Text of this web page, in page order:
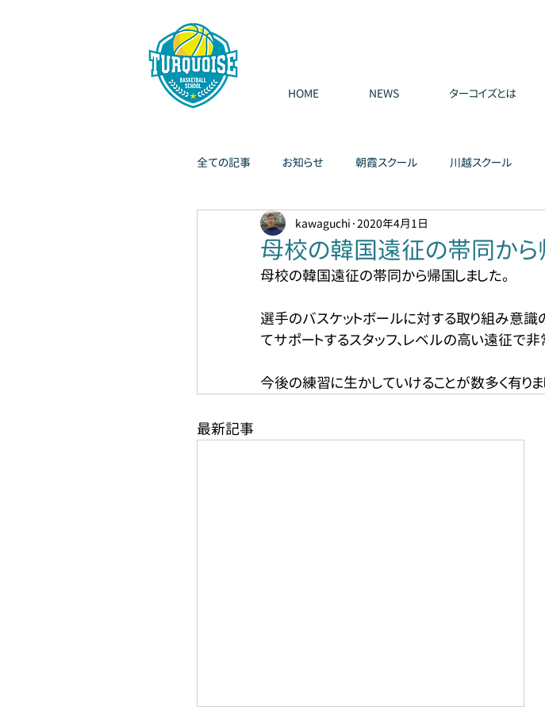
全ての記事 お知らせ 朝霞スクール 川越スクール
母校の韓国遠征の帯同から
kawaguchi 2020年4月1日
母校の韓国遠征の帯同から帰国しました。
選手のバスケットボールに対する取り組み意
てサポートするスタッフ、レベルの高い遠征で非
今後の練習に生かしていけることが数多く有り
最新記事
HOME NEWS ターコイズとは